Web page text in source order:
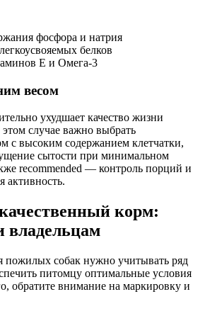
фосфора и натрия
белков
Е и Омега-3
весом
ухудшает качество жизни
случае важно выбрать
с высоким содержанием клетчатки,
сытости при минимальном
recommended — контроль порций и
активность.
корм:
владельцам
пожилых собак нужно учитывать ряд
питомцу оптимальные условия
обратите внимание на маркировку и